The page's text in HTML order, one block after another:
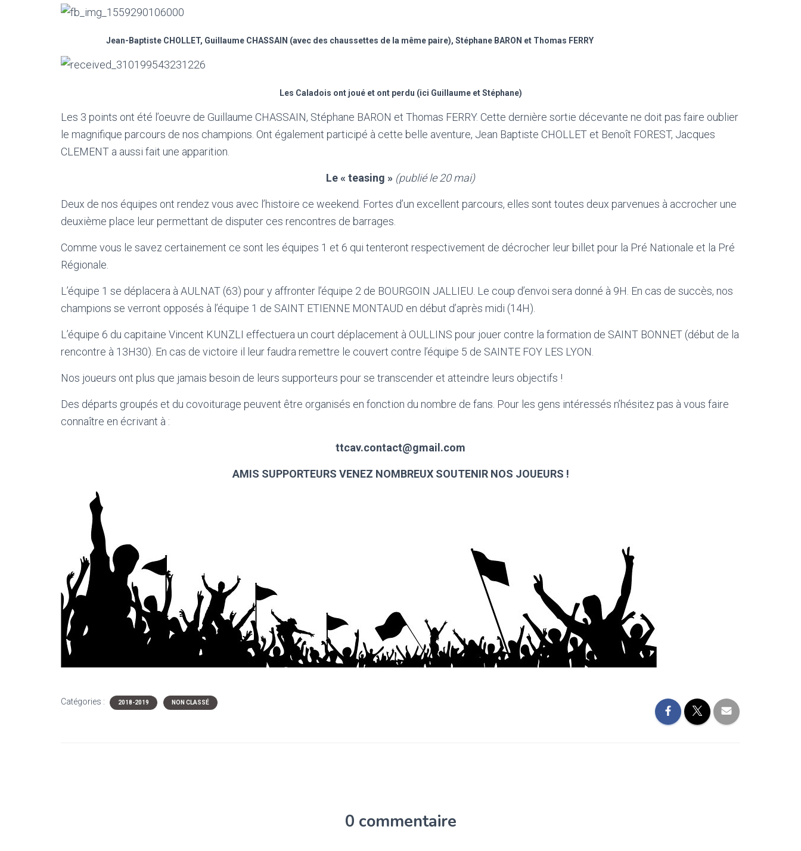
Jean-Baptiste CHOLLET, Guillaume CHASSAIN (avec des chaussettes de la même paire), Stéphane BARON et Thomas FERRY
Les Caladois ont joué et ont perdu (ici Guillaume et Stéphane)
Les 3 points ont été l’oeuvre de Guillaume CHASSAIN, Stéphane BARON et Thomas FERRY. Cette dernière sortie décevante ne doit pas faire oublier
le magnifique parcours de nos champions. Ont également participé à cette belle aventure, Jean Baptiste CHOLLET et Benoît FOREST, Jacques
CLEMENT a aussi fait une apparition.
Le « teasing » (publié le 20 mai)
Deux de nos équipes ont rendez vous avec l’histoire ce weekend. Fortes d’un excellent parcours, elles sont toutes deux parvenues à accrocher une
deuxième place leur permettant de disputer ces rencontres de barrages.
Comme vous le savez certainement ce sont les équipes 1 et 6 qui tenteront respectivement de décrocher leur billet pour la Pré Nationale et la Pré
Régionale.
L’équipe 1 se déplacera à AULNAT (63) pour y affronter l’équipe 2 de BOURGOIN JALLIEU. Le coup d’envoi sera donné à 9H. En cas de succès, nos
champions se verront opposés à l’équipe 1 de SAINT ETIENNE MONTAUD en début d’après midi (14H).
L’équipe 6 du capitaine Vincent KUNZLI effectuera un court déplacement à OULLINS pour jouer contre la formation de SAINT BONNET (début de la
rencontre à 13H30). En cas de victoire il leur faudra remettre le couvert contre l’équipe 5 de SAINTE FOY LES LYON.
Nos joueurs ont plus que jamais besoin de leurs supporteurs pour se transcender et atteindre leurs objectifs !
Des départs groupés et du covoiturage peuvent être organisés en fonction du nombre de fans. Pour les gens intéressés n’hésitez pas à vous faire
connaître en écrivant à :
ttcav.contact@gmail.com
AMIS SUPPORTEURS VENEZ NOMBREUX SOUTENIR NOS JOUEURS !
Catégories : 2018-2019 NON CLASSÉ
0 commentaire